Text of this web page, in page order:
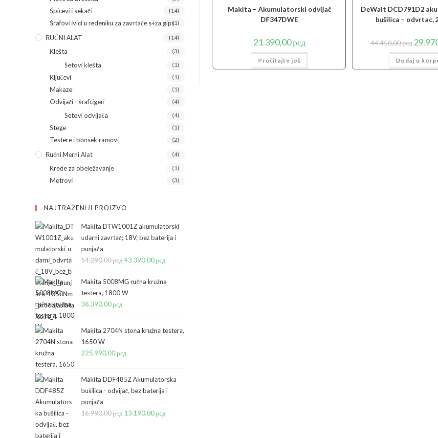
Makita – Akumulatorski odvijač
DF347DWE
21.390,00рсд
Pročitajte još
DeWalt DCD791D2
bušilica – odvrtac,
44.450,00рсд
cena
je
bila:
Dodaj u
Špicevi i sekači (14)
Šrafovi ivici u redeniku za zavrtače s+za gips(1)
RUČNI ALAT (14)
Klešta (3)
Setovi klešta (1)
Ključevi (1)
Makaze (1)
Odvijači - šrafcigeri (4)
Setovi odvijača (4)
Stege (1)
Testere i bonsek ramovi (2)
Ručni Merni Alat (4)
Krede za obeležavanje (1)
Metrovi (3)
NAJTRAŽENIJI PROIZVO
Makita DTW1001Z akumulatorski
udarni zavrtač; 18V; bez baterija i
punjača
54.290,00рсдOriginalna
je
bila:
43.390,00рсд
je:
Makita 5008MG ručna kružna
testera, 1800 W
36.390,00рсд
Makita 2704N stona kružna testera,
1650 W
225.990,00рсд
Makita DDF485Z Akumulatorska
bušilica - odvijač, bez baterija i
punjača
16.990,00рсд Originalna
13.190,00рсд